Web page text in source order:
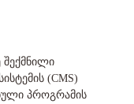
შექმნილი
(CMS)
პროგრამის